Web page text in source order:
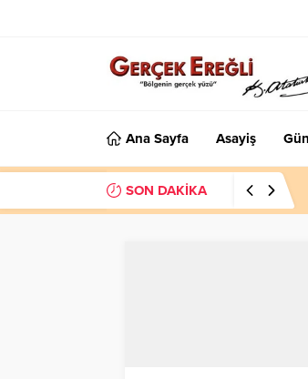
Ana Sayfa Asayiş
SON DAKİKA